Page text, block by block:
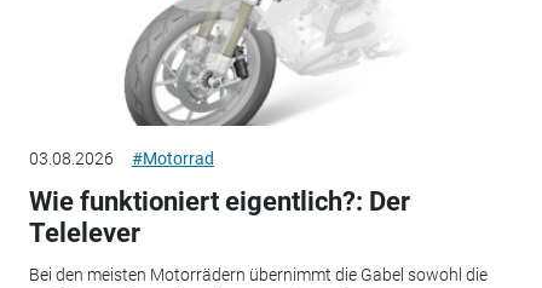
03.08.2026 #Motorrad
Wie funktioniert eigentlich?: Der
Telelever
Bei den meisten Motorrädern übernimmt die Gabel sowohl die